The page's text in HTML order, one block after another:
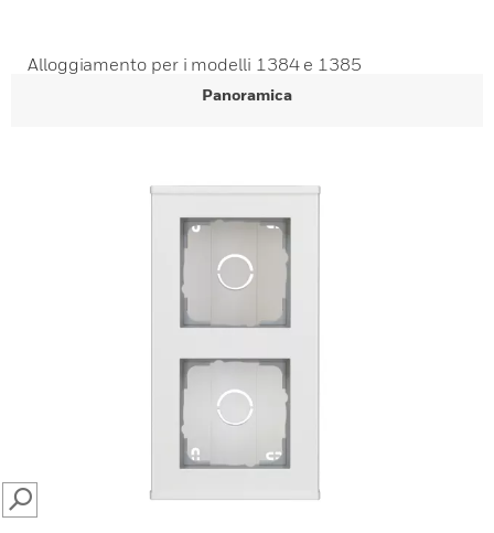
Alloggiamento per i modelli 1384 e 1385
Panoramica
SEARCH